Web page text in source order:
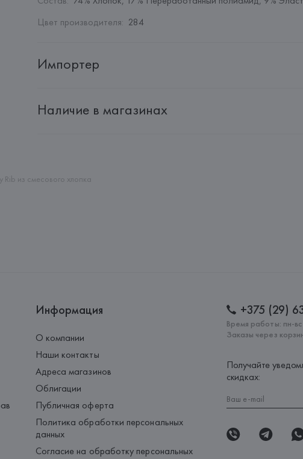
Цвет производителя: 284
Импортер
Адрес: Республика Беларусь, 220051, г. Минск, ул. Рафиева, д.
Наличие в магазинах
Rib из смесового хлопка
Информация
О компании
Наши контакты
Адреса магазинов
Облигации
Публичная оферта
Политика обработки персональных
данных
Согласие на обработку персональных
+375 (29)
Время работы: пн-
Заказы через
Получайте
скидках: